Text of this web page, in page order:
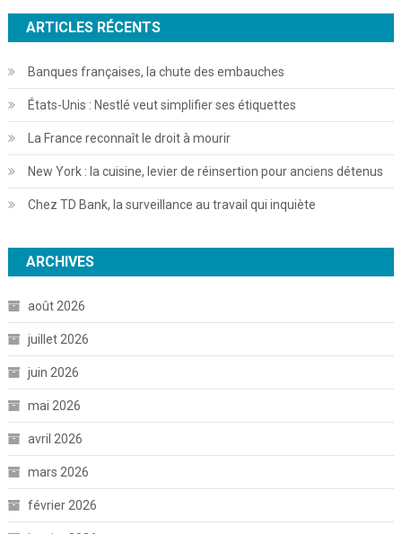
ARTICLES RÉCENTS
Banques françaises, la chute des embauches
États-Unis : Nestlé veut simplifier ses étiquettes
La France reconnaît le droit à mourir
New York : la cuisine, levier de réinsertion pour anciens détenus
Chez TD Bank, la surveillance au travail qui inquiète
ARCHIVES
août 2026
juillet 2026
juin 2026
mai 2026
avril 2026
mars 2026
février 2026